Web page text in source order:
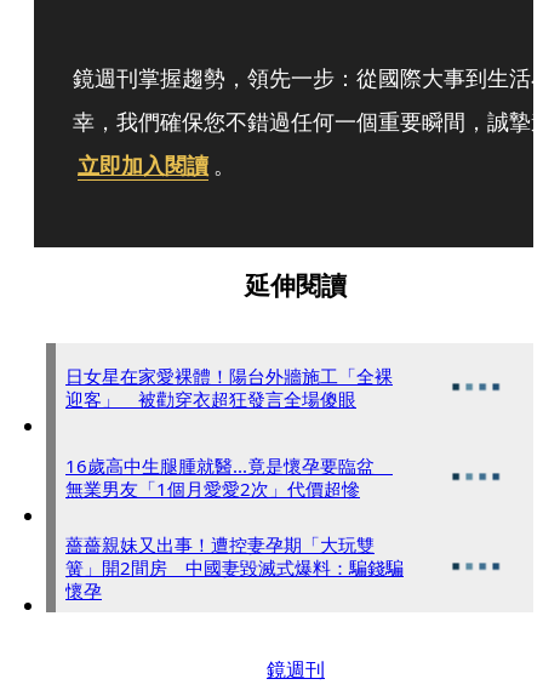
鏡週刊掌握趨勢，領先一步：從國際大事到生活
幸，我們確保您不錯過任何一個重要瞬間，誠摯
立即加入閱讀 。
延伸閱讀
日女星在家愛裸體！陽台外牆施工「全裸
迎客」 被勸穿衣超狂發言全場傻眼
16歲高中生腿腫就醫...竟是懷孕要臨盆
無業男友「1個月愛愛2次」代價超慘
薔薔親妹又出事！遭控妻孕期「大玩雙
簧」開2間房 中國妻毀滅式爆料：騙錢騙
懷孕
鏡週刊